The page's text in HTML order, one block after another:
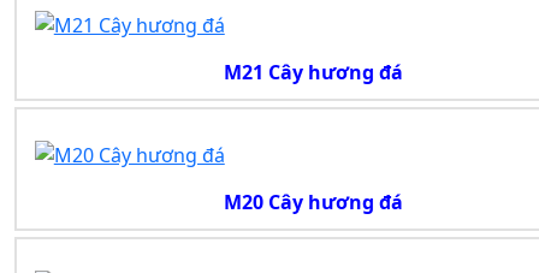
M21 Cây hương đá
M20 Cây hương đá